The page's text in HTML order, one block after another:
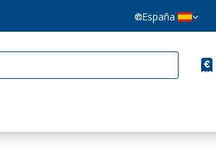
España